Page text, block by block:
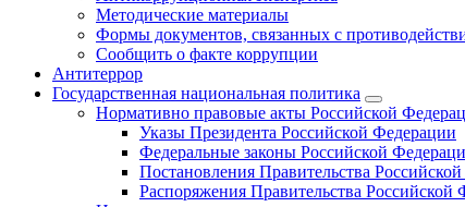
Методические материалы
Формы документов, связанных с
Сообщить о факте коррупции
Антитеррор
Государственная национальная политика
Нормативно правовые акты Российской
Указы Президента Российской Федерации
Федеральные законы Российской
Постановления Правительства
Распоряжения Правительства Российской